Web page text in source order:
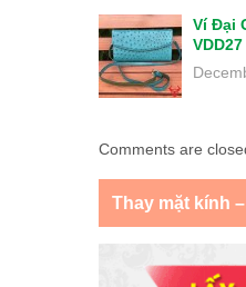
Ví Đại
Comments are
Thay mặt kính